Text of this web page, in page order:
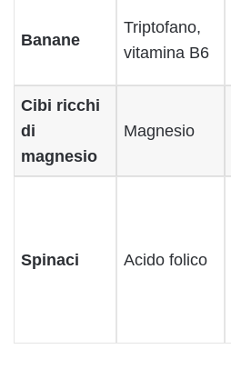
Banane
Triptofano,
vitamina B6
Cibi ricchi
di
magnesio
Magnesio
Spinaci Acido folico